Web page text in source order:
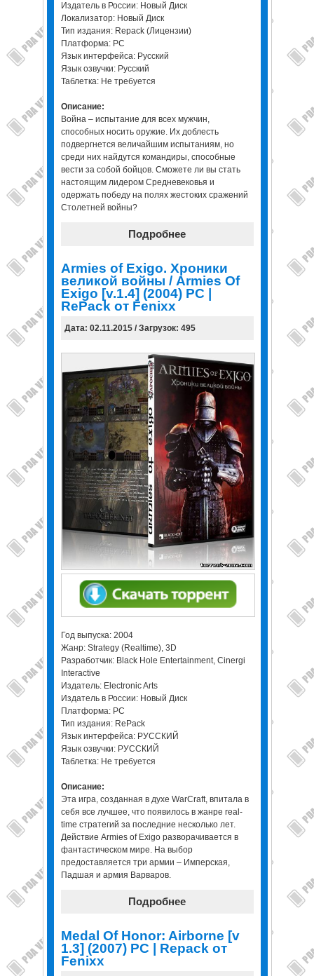
Издатель в России: Новый Диск
Локализатор: Новый Диск
Тип издания: Repack (Лицензии)
Платформа: PC
Язык интерфейса: Русский
Язык озвучки: Русский
Таблетка: Не требуется
Описание:
Война – испытание для всех мужчин,
способных носить оружие. Их доблесть
подвергнется величайшим испытаниям, но
среди них найдутся командиры, способные
вести за собой бойцов. Сможете ли вы стать
настоящим лидером Средневековья и
одержать победу на полях жестоких сражений
Столетней войны?
Подробнее
Armies of Exigo. Хроники
великой войны / Armies Of
Exigo [v.1.4] (2004) PC |
RePack от Fenixx
Дата: 02.11.2015 / Загрузок: 495
Год выпуска: 2004
Жанр: Strategy (Realtime), 3D
Разработчик: Black Hole Entertainment, Cinergi
Interactive
Издатель: Electronic Arts
Издатель в России: Новый Диск
Платформа: PC
Тип издания: RePack
Язык интерфейса: РУССКИЙ
Язык озвучки: РУССКИЙ
Таблетка: Не требуется
Описание:
Эта игра, созданная в духе WarCraft, впитала в
себя все лучшее, что появилось в жанре real-
time стратегий за последние несколько лет.
Действие Armies of Exigo разворачивается в
фантастическом мире. На выбор
предоставляется три армии – Имперская,
Падшая и армия Варваров.
Подробнее
Medal Of Honor: Airborne [v
1.3] (2007) РС | Repack от
Fenixx